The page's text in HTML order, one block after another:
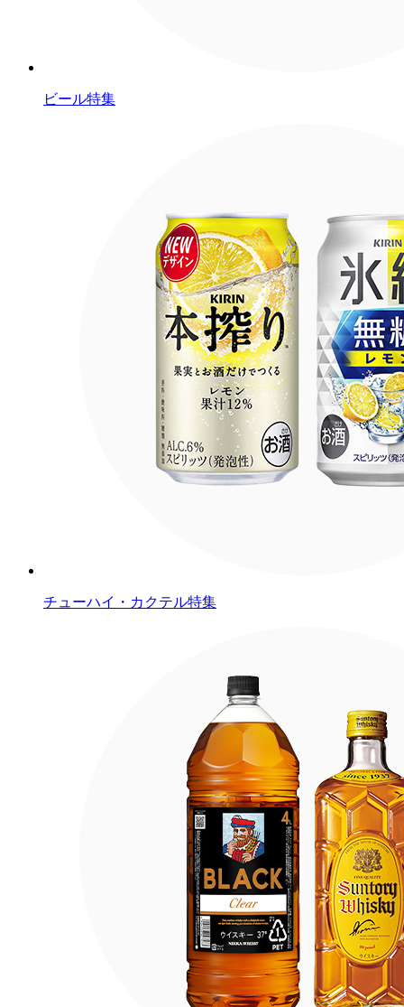
ビール特集
チューハイ・カクテル特集